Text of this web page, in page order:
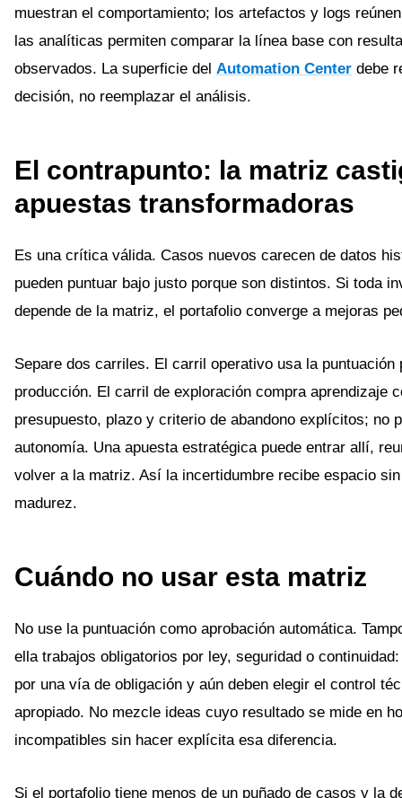
muestran el comportamiento; los artefactos y logs
las analíticas permiten comparar la línea base con
observados. La superficie del Automation Center debe
decisión, no reemplazar el análisis.
El contrapunto: la matriz
apuestas transformadoras
Es una crítica válida. Casos nuevos carecen de datos
pueden puntuar bajo justo porque son distintos. Si toda
depende de la matriz, el portafolio converge a mejoras
Separe dos carriles. El carril operativo usa la puntuación
producción. El carril de exploración compra aprendizaje
presupuesto, plazo y criterio de abandono explícitos; no
autonomía. Una apuesta estratégica puede entrar allí,
volver a la matriz. Así la incertidumbre recibe espacio
madurez.
Cuándo no usar esta matriz
No use la puntuación como aprobación automática.
ella trabajos obligatorios por ley, seguridad o
por una vía de obligación y aún deben elegir el control
apropiado. No mezcle ideas cuyo resultado se mide en
incompatibles sin hacer explícita esa diferencia.
Si el portafolio tiene menos de un puñado de casos y la